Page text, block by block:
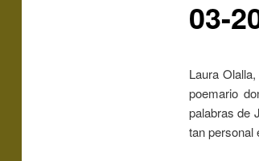
03-
Laura
poemario
palabras de
tan personal